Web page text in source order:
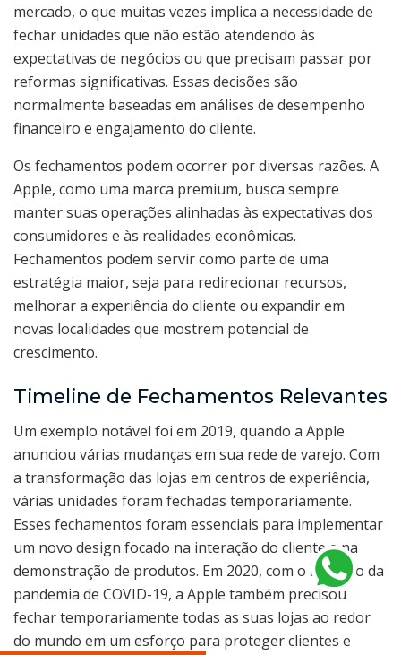
mercado, o que muitas vezes implica a necessidade de
fechar unidades que não estão atendendo às
expectativas de negócios ou que precisam passar por
reformas significativas. Essas decisões são
normalmente baseadas em análises de desempenho
financeiro e engajamento do cliente.
Os fechamentos podem ocorrer por diversas razões. A
Apple, como uma marca premium, busca sempre
manter suas operações alinhadas às expectativas dos
consumidores e às realidades econômicas.
Fechamentos podem servir como parte de uma
estratégia maior, seja para redirecionar recursos,
melhorar a experiência do cliente ou expandir em
novas localidades que mostrem potencial de
crescimento.
Timeline de Fechamentos Relevantes
Um exemplo notável foi em 2019, quando a Apple
anunciou várias mudanças em sua rede de varejo. Com
a transformação das lojas em centros de experiência,
várias unidades foram fechadas temporariamente.
Esses fechamentos foram essenciais para implementar
um novo design focado na interação do cliente e na
demonstração de produtos. Em 2020, com o advento da
pandemia de COVID-19, a Apple também precisou
fechar temporariamente todas as suas lojas ao redor
do mundo em um esforço para proteger clientes e